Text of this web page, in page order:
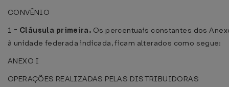
CONVÊNIO
1 - Cláusula primeira. Os percentuais constantes dos
à unidade federada indicada, ficam alterados como segue:
ANEXO I
OPERAÇÕES REALIZADAS PELAS DISTRIBUIDORAS